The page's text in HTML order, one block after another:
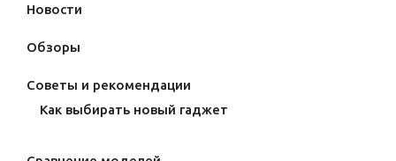
Новости
Обзоры
Советы и рекомендации
Как выбирать новый гаджет